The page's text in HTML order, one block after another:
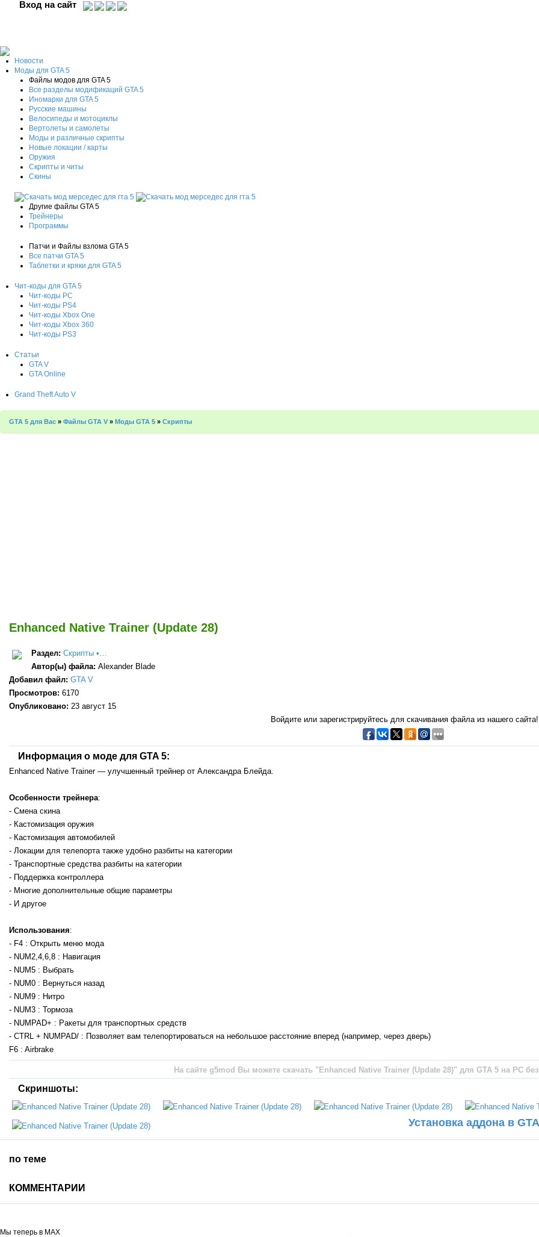
Вход на сайт
Новости
Моды для GTA 5
Файлы модов для GTA 5
Все разделы модификаций GTA 5
Иномарки для GTA 5
Русские машины
Велосипеды и мотоциклы
Вертолеты и самолеты
Моды и различные скрипты
Новые локации / карты
Оружия
Скрипты и читы
Скины
Другие файлы GTA 5
Трейнеры
Программы
Патчи и Файлы взлома GTA 5
Все патчи GTA 5
Таблетки и кряки для GTA 5
Чит-коды для GTA 5
Чит-коды PC
Чит-коды PS4
Чит-коды Xbox One
Чит-коды Xbox 360
Чит-коды PS3
Статьи
GTA V
GTA Online
Grand Theft Auto V
GTA 5 для Вас » Файлы GTA V » Моды GTA 5 » Скрипты
Enhanced Native Trainer (Update 28)
Раздел: Скрипты •…
Автор(ы) файла: Alexander Blade
Добавил файл: GTA V
Просмотров: 6170
Опубликовано: 23 август 15
Войдите или зарегистрируйтесь для скачивания файла из нашего сайта!
Информация о моде для GTA 5:
Enhanced Native Trainer — улучшенный трейнер от Александра Блейда.
Особенности трейнера:
- Смена скина
- Кастомизация оружия
- Кастомизация автомобилей
- Локации для телепорта также удобно разбиты на категории
- Транспортные средства разбиты на категории
- Поддержка контроллера
- Многие дополнительные общие параметры
- И другое
Использования:
- F4 : Открыть меню мода
- NUM2,4,6,8 : Навигация
- NUM5 : Выбрать
- NUM0 : Вернуться назад
- NUM9 : Нитро
- NUM3 : Тормоза
- NUMPAD+ : Ракеты для транспортных средств
- CTRL + NUMPAD/ : Позволяет вам телепортироваться на небольшое расстояние вперед (например, через дверь)
F6 : Airbrake
На сайте g5mod Вы можете скачать "Enhanced Native Trainer (Update 28)" для GTA 5 на PC
Скриншоты:
Установка аддона в
по теме
КОММЕНТАРИИ
Мы теперь в MAX